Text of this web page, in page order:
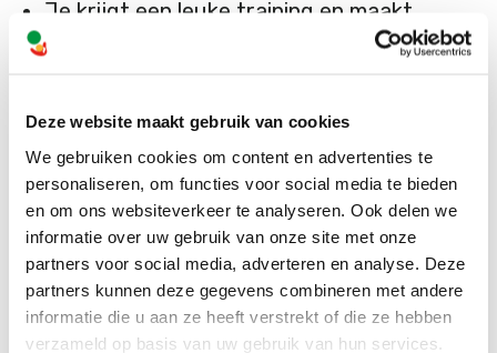
Deze website maakt gebruik van cookies
We gebruiken cookies om content en advertenties te
personaliseren, om functies voor social media te bieden
en om ons websiteverkeer te analyseren. Ook delen we
informatie over uw gebruik van onze site met onze
partners voor social media, adverteren en analyse. Deze
partners kunnen deze gegevens combineren met andere
informatie die u aan ze heeft verstrekt of die ze hebben
verzameld op basis van uw gebruik van hun services.
Je krijgt een leuke training en maakt
nieuwe vrienden!
Wil je meer informatie of wil je jouw kind
aanmelden? Klik dan snel op onderstaande
button.
Meer informatie